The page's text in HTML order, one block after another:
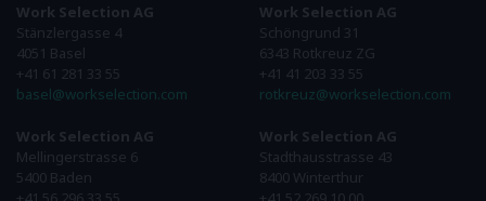
Work Selection AG
Stänzlergasse 4
4051 Basel
+41 61 281 33 55
basel@workselection.com
Work Selection AG
Mellingerstrasse 6
5400 Baden
Work Selection AG
Schöngrund 31
6343 Rotkreuz ZG
+41 41 203 33 55
rotkreuz@workselection.com
Work Selection AG
Stadthausstrasse 43
8400 Winterthur